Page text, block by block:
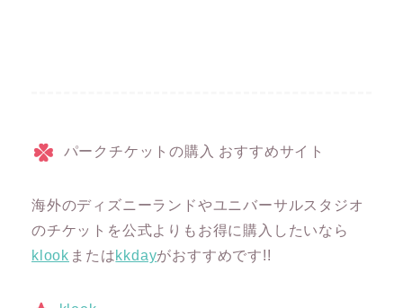
パークチケットの購入 おすすめサイト
海外のディズニーランドやユニバーサルスタジオ
のチケットを公式よりもお得に購入したいなら
klook またはkkdayがおすすめです!!